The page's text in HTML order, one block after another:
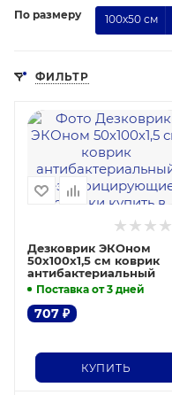
По размеру 100х50 см
ФИЛЬТР
Дезковрик ЭКОном
50х100х1,5 см коврик
антибактериальный
Поставка от 3 дней
707 ₽
КУПИТЬ